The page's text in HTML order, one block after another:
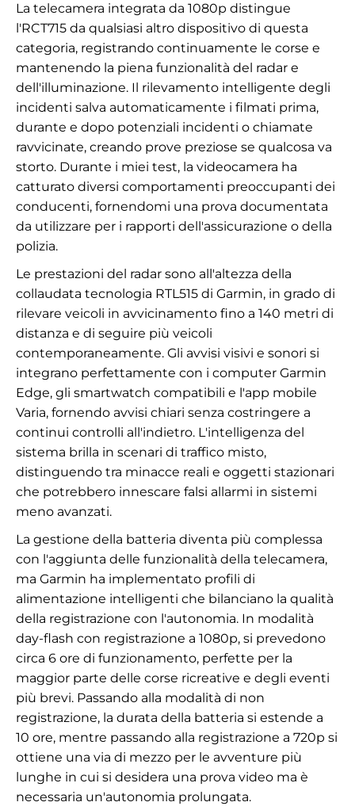
La telecamera integrata da 1080p distingue
l'RCT715 da qualsiasi altro dispositivo di questa
categoria, registrando continuamente le corse e
mantenendo la piena funzionalità del radar e
dell'illuminazione. Il rilevamento intelligente degli
incidenti salva automaticamente i filmati prima,
durante e dopo potenziali incidenti o chiamate
ravvicinate, creando prove preziose se qualcosa va
storto. Durante i miei test, la videocamera ha
catturato diversi comportamenti preoccupanti dei
conducenti, fornendomi una prova documentata
da utilizzare per i rapporti dell'assicurazione o della
polizia.
Le prestazioni del radar sono all'altezza della
collaudata tecnologia RTL515 di Garmin, in grado di
rilevare veicoli in avvicinamento fino a 140 metri di
distanza e di seguire più veicoli
contemporaneamente. Gli avvisi visivi e sonori si
integrano perfettamente con i computer Garmin
Edge, gli smartwatch compatibili e l'app mobile
Varia, fornendo avvisi chiari senza costringere a
continui controlli all'indietro. L'intelligenza del
sistema brilla in scenari di traffico misto,
distinguendo tra minacce reali e oggetti stazionari
che potrebbero innescare falsi allarmi in sistemi
meno avanzati.
La gestione della batteria diventa più complessa
con l'aggiunta delle funzionalità della telecamera,
ma Garmin ha implementato profili di
alimentazione intelligenti che bilanciano la qualità
della registrazione con l'autonomia. In modalità
day-flash con registrazione a 1080p, si prevedono
circa 6 ore di funzionamento, perfette per la
maggior parte delle corse ricreative e degli eventi
più brevi. Passando alla modalità di non
registrazione, la durata della batteria si estende a
10 ore, mentre passando alla registrazione a 720p si
ottiene una via di mezzo per le avventure più
lunghe in cui si desidera una prova video ma è
necessaria un'autonomia prolungata.